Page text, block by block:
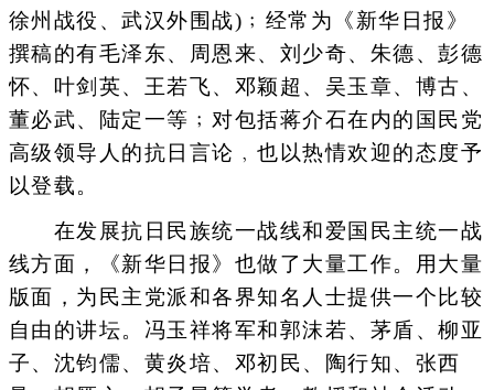
徐州战役、武汉外围战)﹔经常为《新华日报》
撰稿的有毛泽东、周恩来、刘少奇、朱德、彭德
怀、叶剑英、王若飞、邓颖超、吴玉章、博古、
董必武、陆定一等﹔对包括蒋介石在内的国民党
高级领导人的抗日言论﹐也以热情欢迎的态度予
以登载。
在发展抗日民族统一战线和爱国民主统一战
线方面，《新华日报》也做了大量工作。用大量
版面，为民主党派和各界知名人士提供一个比较
自由的讲坛。冯玉祥将军和郭沫若、茅盾、柳亚
子、沈钧儒、黄炎培、邓初民、陶行知、张西